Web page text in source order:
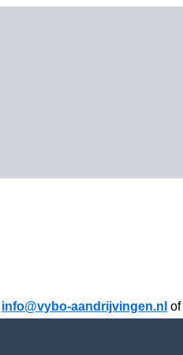
info@vybo-aandrijvingen.nl of